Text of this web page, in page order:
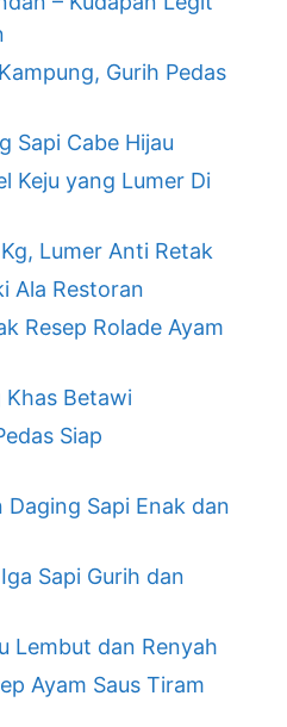
Gurih Pedas
Sapi Cabe Hijau
Keju yang Lumer Di
Lumer Anti Retak
Ala Restoran
Resep Rolade Ayam
Khas Betawi
Siap
Daging Sapi Enak dan
Sapi Gurih dan
Lembut dan Renyah
Ayam Saus Tiram